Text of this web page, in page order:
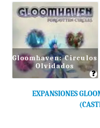
De juegosdemesayrol.com
De www.espaciodejuegos.es
Battlelore Alascortantes
De www.planetongames.com
Sticker Set (English)
Gloomhaven: Circulos
Olvidados
❓
EXPANSIONES